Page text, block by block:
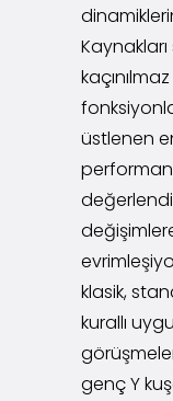
üstlenen
klasik,
kurallı
genç Y